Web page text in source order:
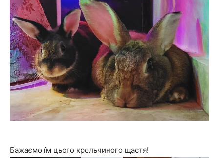
Бажаємо їм цього крольчиного щастя!